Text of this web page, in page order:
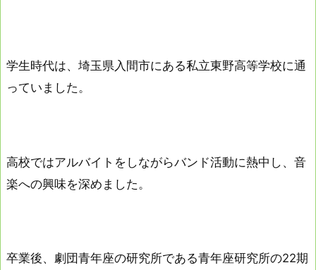
学生時代は、埼玉県入間市にある私立東野高等学校に通
っていました。
高校ではアルバイトをしながらバンド活動に熱中し、音
楽への興味を深めました。
卒業後、劇団青年座の研究所である青年座研究所の22期